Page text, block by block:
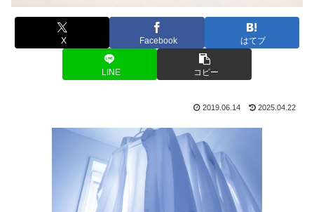
X Facebook はてブ
LINE コピー
2019.06.14 2025.04.22